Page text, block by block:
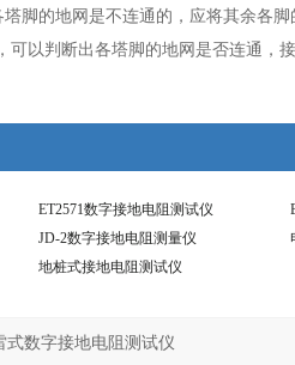
脚的地网是不连通的，应将其余各
以判断出各塔脚的地网是否连通，
ET2571数字接地电阻测试仪
JD-2数字接地电阻测量仪
地桩式接地电阻测试仪